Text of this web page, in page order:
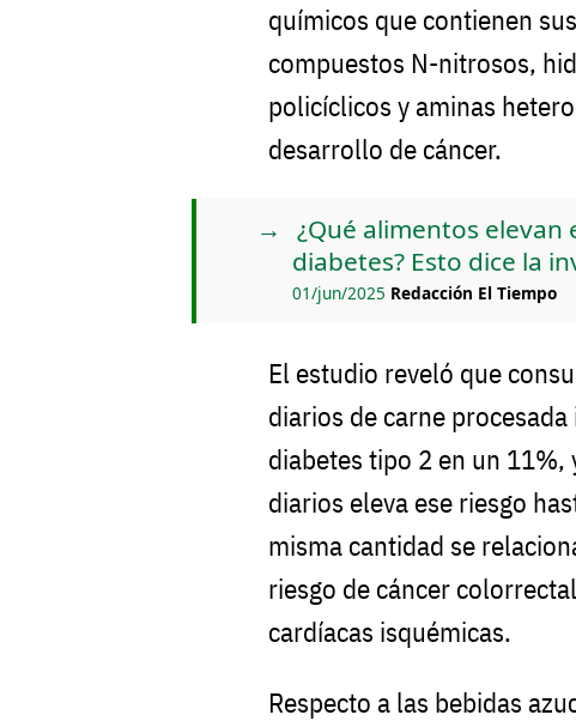
químicos que contienen
compuestos N-nitrosos,
policíclicos y aminas
desarrollo de cáncer.
¿Qué alimentos
diabetes? Esto dice la
01/jun/2025 Redacción El Tiempo
El estudio reveló que
diarios de carne
diabetes tipo 2 en un 11%,
diarios eleva ese riesgo
misma cantidad se
riesgo de cáncer
cardíacas isquémicas.
Respecto a las bebidas